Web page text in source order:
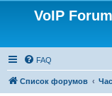
VoIP
FAQ
Список форумов